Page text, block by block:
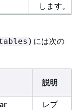
します。
) には次の
説明
レプ